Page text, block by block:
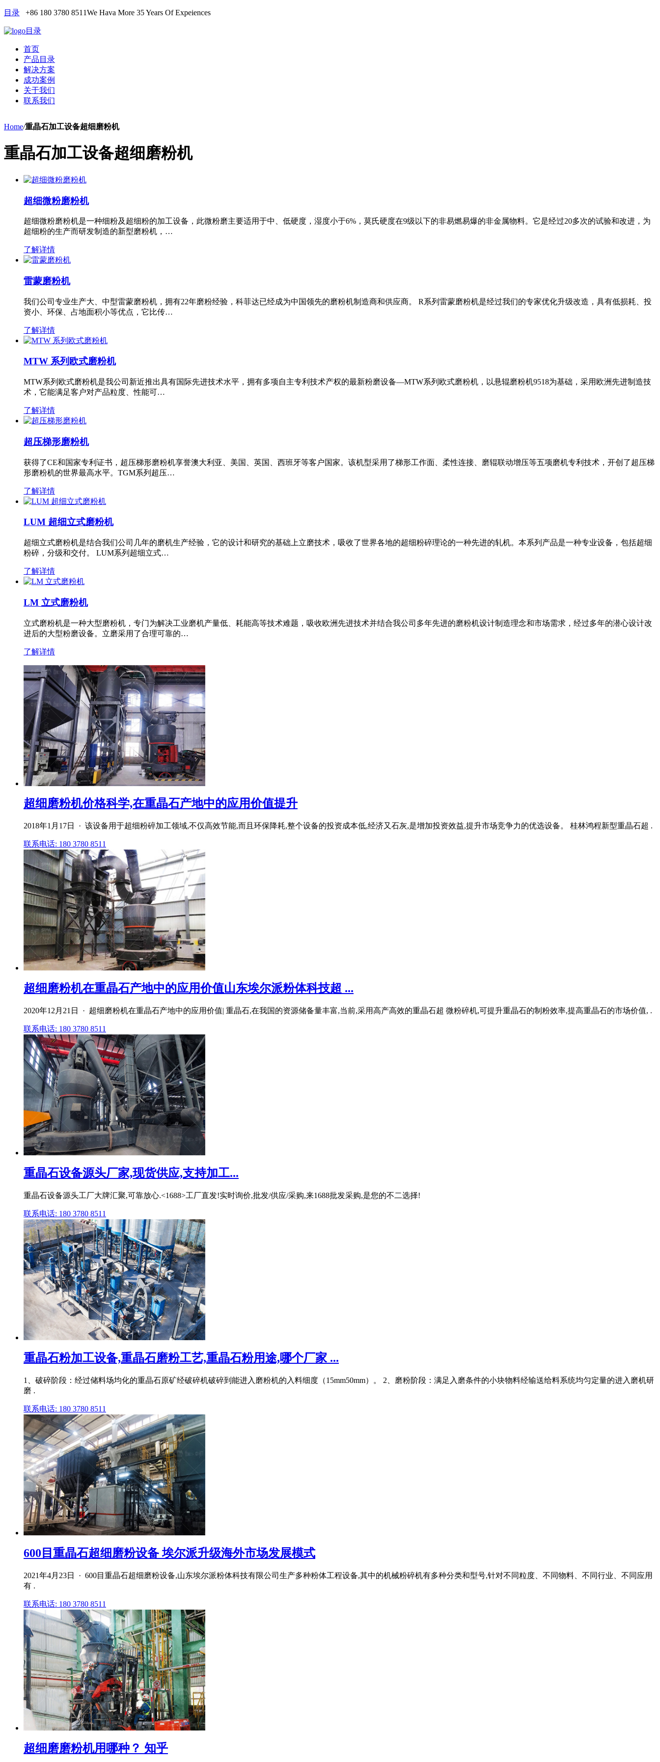
目录 +86 180 3780 8511We Hava More 35 Years Of Expeiences
目录
首页
产品目录
解决方案
成功案例
关于我们
联系我们
Home/重晶石加工设备超细磨粉机
重晶石加工设备超细磨粉机
超细微粉磨粉机
超细微粉磨粉机是一种细粉及超细粉的加工设备，此微粉磨主要适用于中、低硬度，湿度小于6%，莫氏硬度在9级以下的非易燃易爆的非金属物料。它是经过20多次的试验和改进，为
超细粉的生产而研发制造的新型磨粉机，…
了解详情
雷蒙磨粉机
我们公司专业生产大、中型雷蒙磨粉机，拥有22年磨粉经验，科菲达已经成为中国领先的磨粉机制造商和供应商。 R系列雷蒙磨粉机是经过我们的专家优化升级改造，具有低损耗、投
资小、环保、占地面积小等优点，它比传…
了解详情
MTW 系列欧式磨粉机
MTW系列欧式磨粉机是我公司新近推出具有国际先进技术水平，拥有多项自主专利技术产权的最新粉磨设备—MTW系列欧式磨粉机，以悬辊磨粉机9518为基础，采用欧洲先进制造技
术，它能满足客户对产品粒度、性能可…
了解详情
超压梯形磨粉机
获得了CE和国家专利证书，超压梯形磨粉机享誉澳大利亚、美国、英国、西班牙等客户国家。该机型采用了梯形工作面、柔性连接、磨辊联动增压等五项磨机专利技术，开创了超压梯
形磨粉机的世界最高水平。TGM系列超压…
了解详情
LUM 超细立式磨粉机
超细立式磨粉机是结合我们公司几年的磨机生产经验，它的设计和研究的基础上立磨技术，吸收了世界各地的超细粉碎理论的一种先进的轧机。本系列产品是一种专业设备，包括超细
粉碎，分级和交付。 LUM系列超细立式…
了解详情
LM 立式磨粉机
立式磨粉机是一种大型磨粉机，专门为解决工业磨机产量低、耗能高等技术难题，吸收欧洲先进技术并结合我公司多年先进的磨粉机设计制造理念和市场需求，经过多年的潜心设计改
进后的大型粉磨设备。立磨采用了合理可靠的…
了解详情
超细磨粉机价格科学,在重晶石产地中的应用价值提升
2018年1月17日 · 该设备用于超细粉碎加工领域,不仅高效节能,而且环保降耗,整个设备的投资成本低,经济又石灰,是增加投资效益,提升市场竞争力的优选设备。 桂林鸿程新型重晶石超 .
联系电话: 180 3780 8511
超细磨粉机在重晶石产地中的应用价值山东埃尔派粉体科技超 ...
2020年12月21日 · 超细磨粉机在重晶石产地中的应用价值| 重晶石,在我国的资源储备量丰富,当前,采用高产高效的重晶石超 微粉碎机,可提升重晶石的制粉效率,提高重晶石的市场价值, .
联系电话: 180 3780 8511
重晶石设备源头厂家,现货供应,支持加工...
重晶石设备源头工厂大牌汇聚,可靠放心.<1688>工厂直发!实时询价,批发/供应/采购,来1688批发采购,是您的不二选择!
联系电话: 180 3780 8511
重晶石粉加工设备,重晶石磨粉工艺,重晶石粉用途,哪个厂家 ...
1、破碎阶段：经过储料场均化的重晶石原矿经破碎机破碎到能进入磨粉机的入料细度（15mm50mm）。 2、磨粉阶段：满足入磨条件的小块物料经输送给料系统均匀定量的进入磨机研
磨 .
联系电话: 180 3780 8511
600目重晶石超细磨粉设备 埃尔派升级海外市场发展模式
2021年4月23日 · 600目重晶石超细磨粉设备,山东埃尔派粉体科技有限公司生产多种粉体工程设备,其中的机械粉碎机有多种分类和型号,针对不同粒度、不同物料、不同行业、不同应用
有 .
联系电话: 180 3780 8511
超细磨磨粉机用哪种？ 知乎